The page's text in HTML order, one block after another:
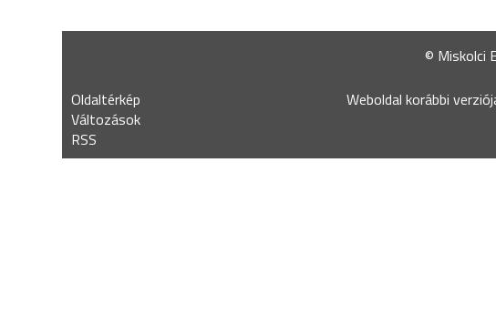
© Miskolci
Oldaltérkép
Változások
RSS
Weboldal korábbi